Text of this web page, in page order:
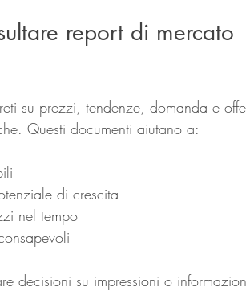
report di mercato
su prezzi, tendenze, domanda e
Questi documenti aiutano a:
di crescita
nel tempo
decisioni su impressioni o